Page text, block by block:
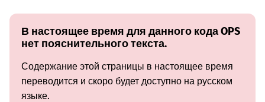
В настоящее время для данного кода OPS
нет пояснительного текста.
Содержание этой страницы в настоящее время
переводится и скоро будет доступно на русском
языке.